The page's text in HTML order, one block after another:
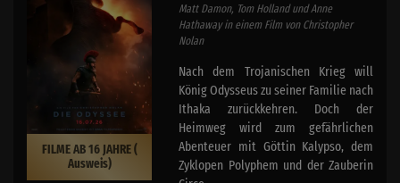
FILME AB 16 JAHRE (
Ausweis)
Matt Damon, Tom Holland und Anne
Hathaway in einem Film von Christopher
Nolan
Nach dem Trojanischen Krieg will
König Odysseus zu seiner Familie nach
Ithaka zurückkehren. Doch der
Heimweg wird zum gefährlichen
Abenteuer mit Göttin Kalypso, dem
Zyklopen Polyphem und der Zauberin